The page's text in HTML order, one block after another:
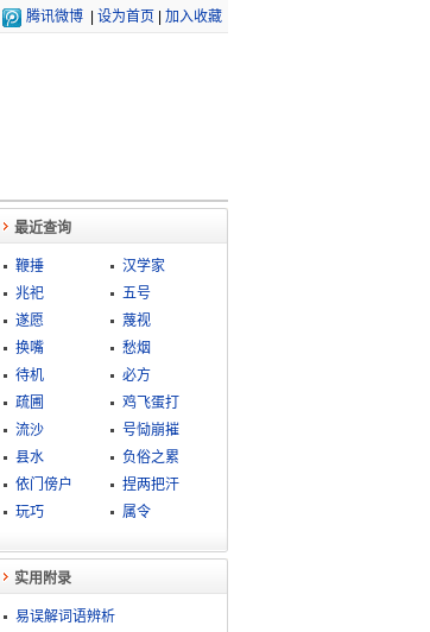
腾讯微博 设为首页 加入收藏
最近查询
鞭捶
汉学家
兆祀
五号
遂愿
蔑视
换嘴
愁烟
待机
必方
疏圃
鸡飞蛋打
流沙
号恸崩摧
县水
负俗之累
依门傍户
捏两把汗
玩巧
属令
实用附录
易误解词语辨析